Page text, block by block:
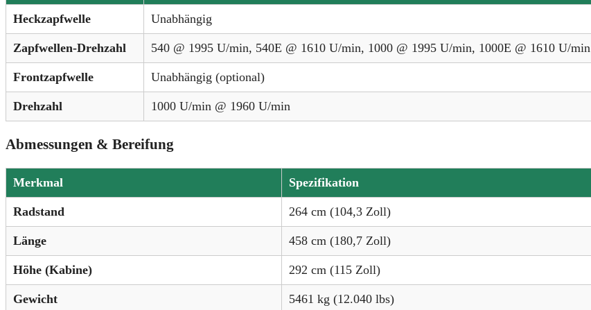
Heckzapfwelle Unabhängig
Zapfwellen-Drehzahl 540 @ 1995 U/min, 540E @ 1610 U/min, 1000 @ 1995 U/min, 1000E @ 1610 U/min
Frontzapfwelle Unabhängig (optional)
Drehzahl 1000 U/min @ 1960 U/min
Abmessungen & Bereifung
Merkmal Spezifikation
Radstand 264 cm (104,3 Zoll)
Länge 458 cm (180,7 Zoll)
Höhe (Kabine) 292 cm (115 Zoll)
Gewicht 5461 kg (12.040 lbs)